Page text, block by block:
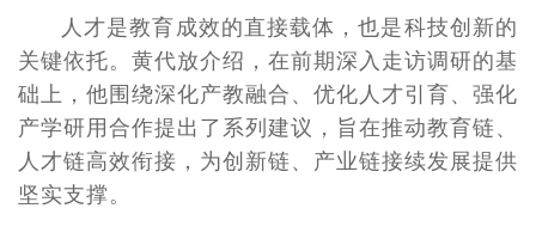
人才是教育成效的直接载体，也是科技创新的
关键依托。黄代放介绍，在前期深入走访调研的基
础上，他围绕深化产教融合、优化人才引育、强化
产学研用合作提出了系列建议，旨在推动教育链、
人才链高效衔接，为创新链、产业链接续发展提供
坚实支撑。